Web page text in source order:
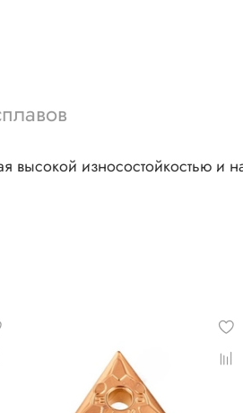
высокой износостойкостью и